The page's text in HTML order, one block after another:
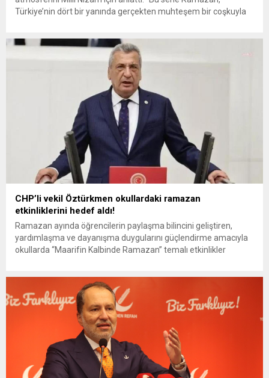
Türkiye’nin dört bir yanında gerçekten muhteşem bir coşkuyla
katılımın arttığı teravihlerle şenleniyor. Sosyal medya sahur-if
tar vlogları, manevi paylaşımlarla dolu. Millet,...
CHP’li vekil Öztürkmen okullardaki ramazan
etkinliklerini hedef aldı!
Ramazan ayında öğrencilerin paylaşma bilincini geliştiren,
yardımlaşma ve dayanışma duygularını güçlendirme amacıyla
okullarda “Maarifin Kalbinde Ramazan” temalı etkinlikler
Öztürkmen, dini etkinliklerin Anayasa’ya, Milli Eğitim Temel
Kanunu’na, eğitim bilimine ve Uluslararası Çocuk Hakları
Sözleşmesi’ne aykırı olduğunu savundu....